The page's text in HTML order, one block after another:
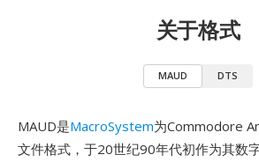
关于格式
MAUD DTS
MAUD是MacroSystem为Commodore
文件格式，于20世纪90年代初作为其数